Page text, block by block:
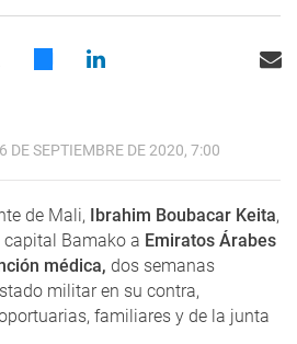
6 DE SEPTIEMBRE DE 2020, 7:00
de Mali, Ibrahim Boubacar Keita,
Bamako a Emiratos Árabes
médica, dos semanas
militar en su contra,
familiares y de la junta